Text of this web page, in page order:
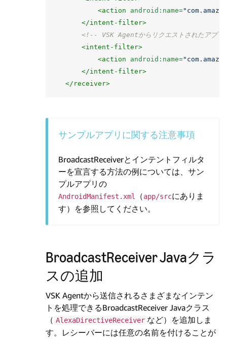
<action
android:name=
</intent-filter>
<!-- VSK Agentからリクエストされたアプリ
<intent-filter>
<action
android:name=
</intent-filter>
</receiver>
サンプルアプリに関する注意事項
BroadcastReceiverとインテントフィルタ
ーを宣言する方法の例については、サン
プルアプリの
AndroidManifest.xml （app/srcにありま
す）を参照してください。
BroadcastReceiver Javaクラ
スの追加
VSK Agentから送信されるさまざまなインテン
トを処理できるBroadcastReceiver Javaクラス
（ AlexaDirectiveReceiver など）を追加しま
す。レシーバーには任意の名前を付けることが